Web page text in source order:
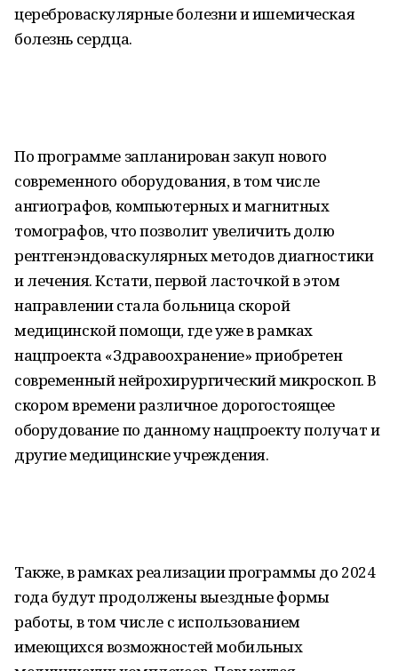
цереброваскулярные болезни и ишемическая
болезнь сердца.
По программе запланирован закуп нового
современного оборудования, в том числе
ангиографов, компьютерных и магнитных
томографов, что позволит увеличить долю
рентгенэндоваскулярных методов диагностики
и лечения. Кстати, первой ласточкой в этом
направлении стала больница скорой
медицинской помощи, где уже в рамках
нацпроекта «Здравоохранение» приобретен
современный нейрохирургический микроскоп. В
скором времени различное дорогостоящее
оборудование по данному нацпроекту получат и
другие медицинские учреждения.
Также, в рамках реализации программы до 2024
года будут продолжены выездные формы
работы, в том числе с использованием
имеющихся возможностей мобильных